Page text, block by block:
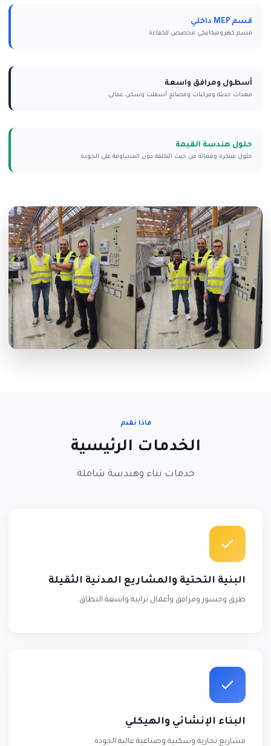
قسم MEP داخلي
قسم كهروميكانيكي مخصص للكفاءة
أسطول ومرافق واسعة
معدات حديثة ومركبات ومصانع أسفلت وسكن عمالي
حلول هندسة القيمة
حلول مبتكرة وفعالة من حيث التكلفة دون المساومة على الجودة
ماذا نقدم
الخدمات الرئيسية
خدمات بناء وهندسة شاملة
البنية التحتية والمشاريع المدنية الثقيلة
طرق وجسور ومرافق وأعمال ترابية واسعة النطاق.
البناء الإنشائي والهيكلي
مشاريع تجارية وسكنية وصناعية عالية الجودة.